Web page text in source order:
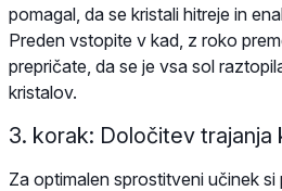
pomagal, da se kristali hitreje in
Preden vstopite v kad, z roko
prepričate, da se je vsa sol
kristalov.
3. korak: Določitev trajanja
Za optimalen sprostitveni učinek